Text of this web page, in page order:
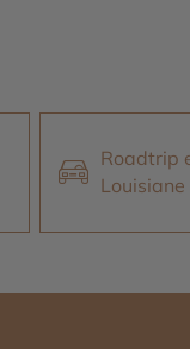
Roadtrip
Louisiane